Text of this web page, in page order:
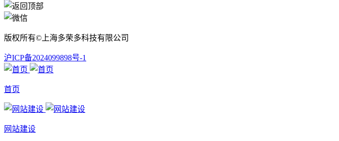
版权所有©上海多荣多科技有限公司
沪ICP备2024099898号-1
首页
网站建设